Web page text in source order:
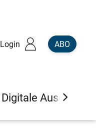
Login ABO
Digitale Ausgaben